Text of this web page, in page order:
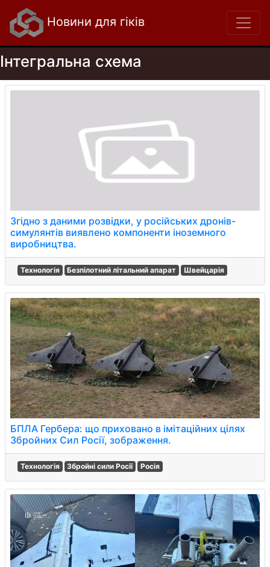
Новини для гіків
Інтегральна схема
Згідно з даними розвідки, у російських дронів-
симулянтів виявлено компоненти іноземного
виробництва.
Технологія Безпілотний літальний апарат Швейцарія
БПЛА Гербера: що приховано в імітаційних цілях
Збройних Сил Росії, зображення.
Технологія Збройні сили Росії Росія